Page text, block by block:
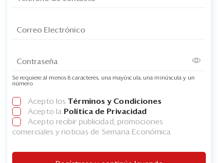
Se requiere al menos 8 caracteres, una mayúscula, una minúscula y un
número
Acepto los Términos y Condiciones
Acepto la Política de Privacidad
Acepto recibir publicidad, promociones
comerciales y noticias de Semana Económica